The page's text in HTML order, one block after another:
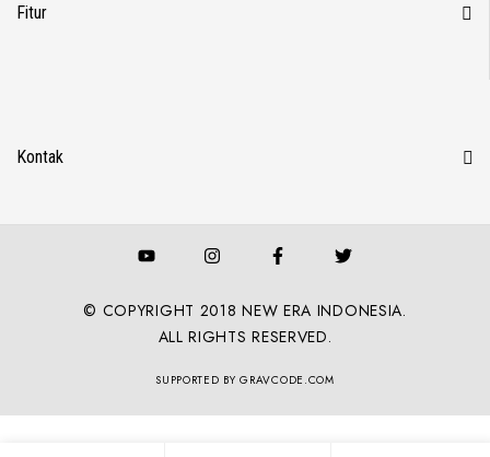
Fitur
Kontak
© COPYRIGHT 2018 NEW ERA INDONESIA.
ALL RIGHTS RESERVED.
SUPPORTED BY GRAVCODE.COM